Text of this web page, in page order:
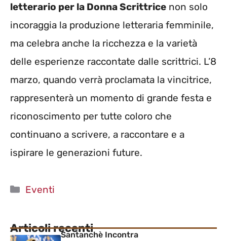
letterario per la Donna Scrittrice non solo
incoraggia la produzione letteraria femminile,
ma celebra anche la ricchezza e la varietà
delle esperienze raccontate dalle scrittrici. L’8
marzo, quando verrà proclamata la vincitrice,
rappresenterà un momento di grande festa e
riconoscimento per tutte coloro che
continuano a scrivere, a raccontare e a
ispirare le generazioni future.
Categorie
Eventi
Articoli recentiSantanchè Incontra